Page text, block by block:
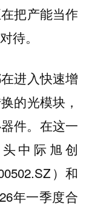
把产能当作
待。
进入快速增
的光模块，
件。在这一
中际旭创
）和
年一季度合